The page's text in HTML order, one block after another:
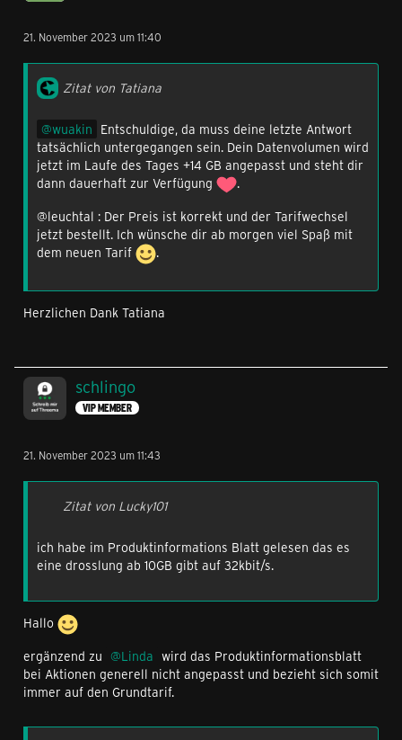
21. November 2023 um 11:40
Zitat von Tatiana
wuakin Entschuldige, da muss deine letzte Antwort
tatsächlich untergegangen sein. Dein Datenvolumen wird
jetzt im Laufe des Tages +14 GB angepasst und steht dir
dann dauerhaft zur Verfügung
.
@leuchtal : Der Preis ist korrekt und der Tarifwechsel
jetzt bestellt. Ich wünsche dir ab morgen viel Spaß mit
dem neuen Tarif
.
Herzlichen Dank Tatiana
schlingo
VIP MEMBER
21. November 2023 um 11:43
Zitat von Lucky101
ich habe im Produktinformations Blatt gelesen das es
eine drosslung ab 10GB gibt auf 32kbit/s.
Hallo
ergänzend zu
Linda wird das Produktinformationsblatt
bei Aktionen generell nicht angepasst und bezieht sich somit
immer auf den Grundtarif.